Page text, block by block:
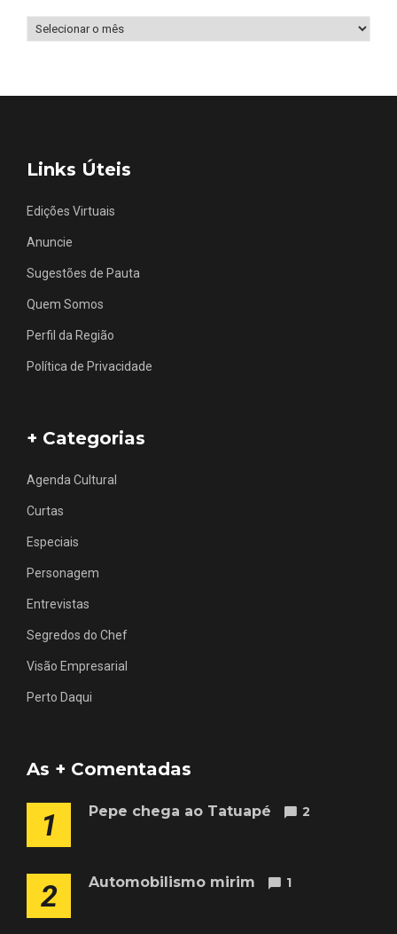
Buscar
Links Úteis
Edições Virtuais
Anuncie
Sugestões de Pauta
Quem Somos
Perfil da Região
Política de Privacidade
+ Categorias
Agenda Cultural
Curtas
Especiais
Personagem
Entrevistas
Segredos do Chef
Visão Empresarial
Perto Daqui
As + Comentadas
1 Pepe chega ao Tatuapé 2
2 Automobilismo mirim 1